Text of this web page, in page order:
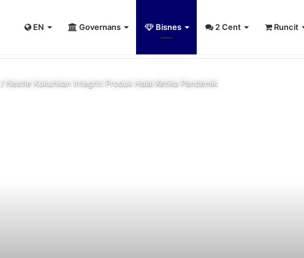
EN Governans Bisnes 2 Cent Runcit
/Nestle Kukuhkan Integriti Produk Halal Ketika Pandemik